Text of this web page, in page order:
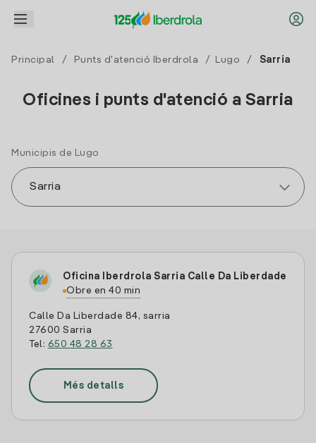
Principal / Punts d'atenció Iberdrola / Lugo / Sarria
Oficines i punts d'atenció a Sarria
Municipis de Lugo
Oficina Iberdrola Sarria Calle Da Liberdade
Obre en 40 min
Calle Da Liberdade 84, sarria
27600 Sarria
Tel: 650 48 28 63
Més detalls